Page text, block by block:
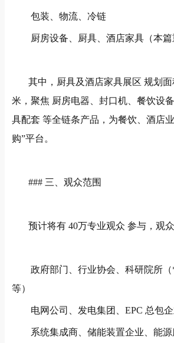
包装、物流、冷链
厨房设备、厨具、酒店家具（本篇
其中，厨具及酒店家具展区 规划
米，聚焦 厨房电器、封口机、餐饮设
具配套 等全链条产品，为餐饮、酒店
购”平台。
### 三、观众范围
预计将有 40万专业观众 参与，观
政府部门、行业协会、科研院所
等）
电网公司、发电集团、 EPC 总包
系统集成商、储能装置企业、能